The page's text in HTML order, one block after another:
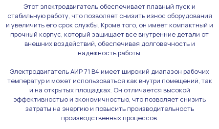
Этот электродвигатель обеспечивает плавный пуск и
стабильную работу, что позволяет снизить износ оборудования
и увеличить его срок службы. Кроме того, он имеет компактный и
прочный корпус, который защищает все внутренние детали от
внешних воздействий, обеспечивая долговечность и
надежность работы.
Электродвигатель АИР 71 В4 имеет широкий диапазон рабочих
температур и может использоваться как внутри помещений, так
и на открытых площадках. Он отличается высокой
эффективностью и экономичностью, что позволяет снизить
затраты на энергию и повысить производительность
производственных процессов.